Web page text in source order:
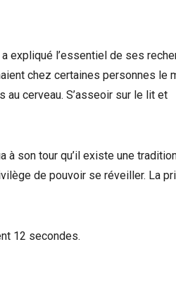
expliqué l’essentiel de ses
chez certaines personnes le
cerveau. S’asseoir sur le lit et
à son tour qu’il existe une
de pouvoir se réveiller. La
12 secondes.